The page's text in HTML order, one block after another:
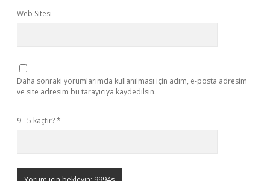
Web Sitesi
Daha sonraki yorumlarımda kullanılması için adım, e-posta adresim
ve site adresim bu tarayıcıya kaydedilsin.
9 - 5 kaçtır?*